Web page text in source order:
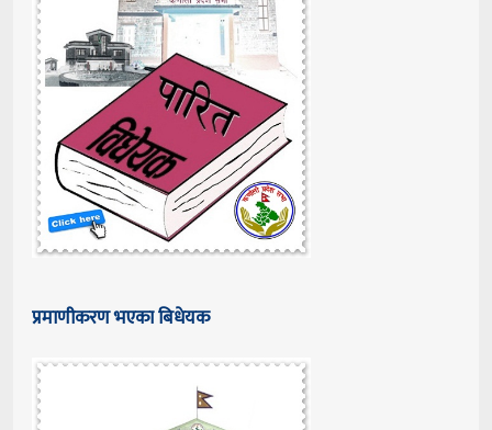
प्रमाणीकरण भएका बिधेयक